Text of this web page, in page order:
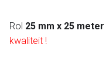
Rol 25 mm x 25 meter
kwaliteit !